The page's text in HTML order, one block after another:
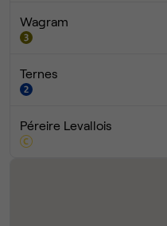
Wagram
Ternes
Péreire Levallois